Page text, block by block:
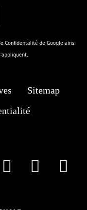
Confidentalité de Google ainsi
Sitemap
Youtube
Tik Tok